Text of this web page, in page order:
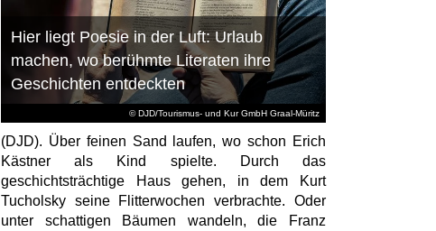
© DJD/Tourismus- und Kur GmbH Graal-Müritz
Hier liegt Poesie in der Luft: Urlaub
machen, wo berühmte Literaten ihre
Geschichten entdeckten
(DJD). Über feinen Sand laufen, wo schon Erich
Kästner als Kind spielte. Durch das
geschichtsträchtige Haus gehen, in dem Kurt
Tucholsky seine Flitterwochen verbrachte. Oder
unter schattigen Bäumen wandeln, die Franz